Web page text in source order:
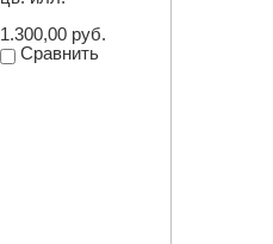
1.300,00 руб.
Сравнить